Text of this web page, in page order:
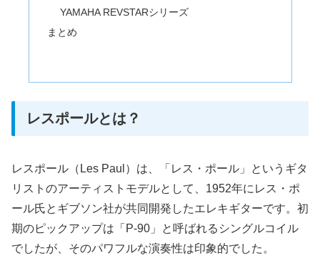
YAMAHA REVSTARシリーズ
まとめ
レスポールとは？
レスポール（Les Paul）は、「レス・ポール」というギタ
リストのアーティストモデルとして、1952年にレス・ポ
ール氏とギブソン社が共同開発したエレキギターです。初
期のピックアップは「P-90」と呼ばれるシングルコイル
でしたが、そのパワフルな演奏性は印象的でした。